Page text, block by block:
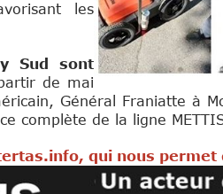
les
Sud sont
de mai
Général Franiatte à
complète de la ligne
qui nous permet